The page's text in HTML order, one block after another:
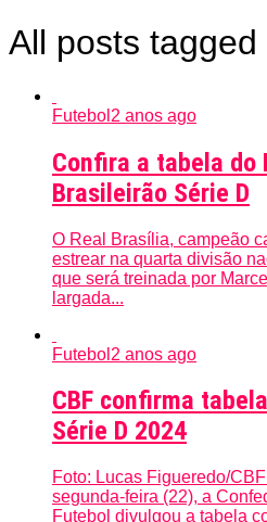
All posts
Futebol 2 anos ago
Confira a tabela do
Brasileirão Série D
O Real Brasília, campeão
estrear na quarta divisão
que será treinada por
largada...
Futebol 2 anos ago
CBF confirma
Série D 2024
Foto: Lucas Figueredo/
segunda-feira (22), a
Futebol divulgou a tabela